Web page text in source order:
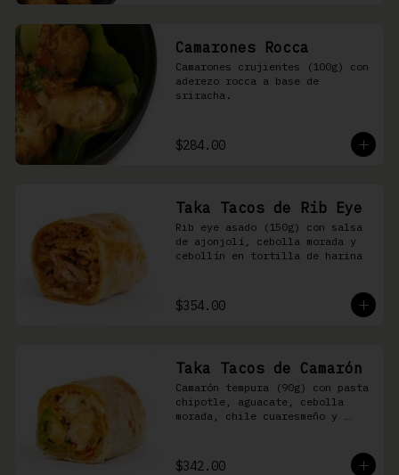
Camarones Rocca
Camarones crujientes (100g) con
aderezo rocca a base de
sriracha.
$284.00
Taka Tacos de Rib Eye
Rib eye asado (150g) con salsa
de ajonjolí, cebolla morada y
cebollín en tortilla de harina
$354.00
Taka Tacos de Camarón
Camarón tempura (90g) con pasta
chipotle, aguacate, cebolla
morada, chile cuaresmeño y
$342.00